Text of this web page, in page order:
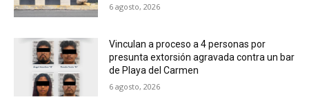
6 agosto, 2026
Vinculan a proceso a 4 personas por
presunta extorsión agravada contra un bar
de Playa del Carmen
6 agosto, 2026